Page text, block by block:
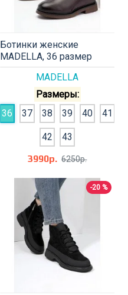
MADELLA
Ботинки женские
MADELLA, 36 размер
Размеры:
36
37 38 39 40 41
42
43
3990р. 6250р.
-20 %